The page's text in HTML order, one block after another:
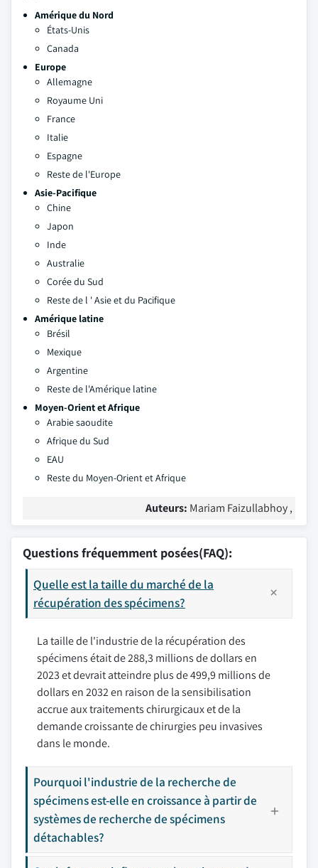
Amérique du Nord
États-Unis
Canada
Europe
Allemagne
Royaume Uni
France
Italie
Espagne
Reste de l'Europe
Asie-Pacifique
Chine
Japon
Inde
Australie
Corée du Sud
Reste de l ' Asie et du Pacifique
Amérique latine
Brésil
Mexique
Argentine
Reste de l'Amérique latine
Moyen-Orient et Afrique
Arabie saoudite
Afrique du Sud
EAU
Reste du Moyen-Orient et Afrique
Auteurs: Mariam Faizullabhoy ,
Questions fréquemment posées(FAQ):
Quelle est la taille du marché de la
récupération des spécimens?
La taille de l'industrie de la récupération des
spécimens était de 288,3 millions de dollars en
2023 et devrait atteindre plus de 499,9 millions de
dollars en 2032 en raison de la sensibilisation
accrue aux traitements chirurgicaux et de la
demande croissante de chirurgies peu invasives
dans le monde.
Pourquoi l'industrie de la recherche de
spécimens est-elle en croissance à partir de
systèmes de recherche de spécimens
détachables?